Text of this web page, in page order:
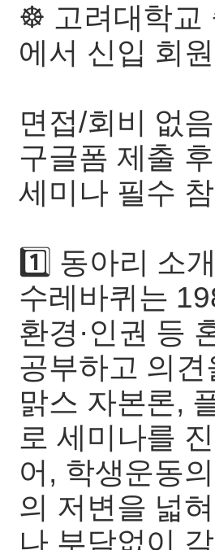
☸️ 고려대학교
에서 신입 회
면접/회비 없음
구글폼 제출
세미나 필수
1️⃣ 동아리 소개
수레바퀴는
환경·인권 등
공부하고 의
맑스 자본론,
로 세미나를
어, 학생운동
의 저변을 넓
나 부담없이